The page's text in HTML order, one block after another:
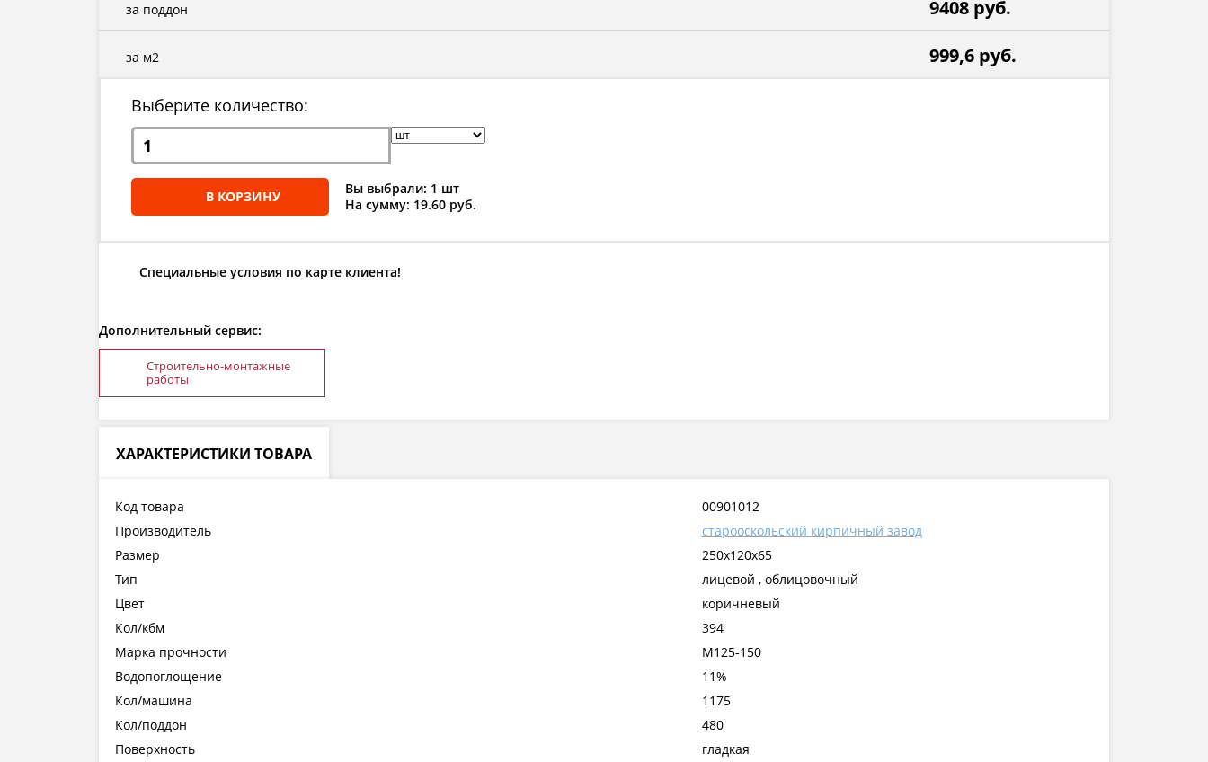
за поддон 9408 руб.
за м2 999,6 руб.
Выберите количество:
В КОРЗИНУ
Вы выбрали: 1 шт
На сумму: 19.60 руб.
Специальные условия по карте клиента!
Дополнительный сервис:
Строительно-монтажные
работы
ХАРАКТЕРИСТИКИ ТОВАРА
Код товара
00901012
Производитель
старооскольский кирпичный завод
Размер
250x120x65
Тип
лицевой , облицовочный
Цвет
коричневый
Кол/кбм
394
Марка прочности
М125-150
Водопоглощение
11%
Кол/машина
1175
Кол/поддон
480
Поверхность
гладкая